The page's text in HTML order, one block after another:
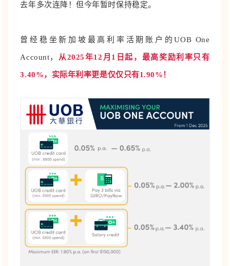
去年多次连降！但今年暂时保持稳定。
曾经稳坐新加坡最高利率活期账户的UOB One
Account， 从2025年12月1日起，最高奖励利率只有
3.40%，实际年利率更是仅仅只有1.90%！